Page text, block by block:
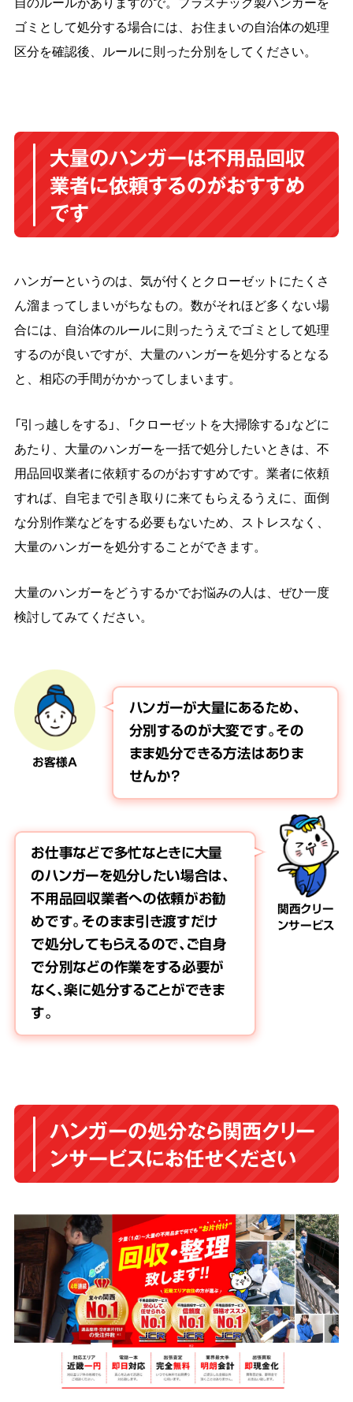
ゴミとして処分する場合には、お住まいの自治体の処理
区分を確認後、ルールに則った分別をしてください。
大量のハンガーは不用品回収
業者に依頼するのがおすすめ
です
ハンガーというのは、気が付くとクローゼットにたくさ
ん溜まってしまいがちなもの。数がそれほど多くない場
合には、自治体のルールに則ったうえでゴミとして処理
するのが良いですが、大量のハンガーを処分するとなる
と、相応の手間がかかってしまいます。
「引っ越しをする」、「クローゼットを大掃除する」などに
あたり、大量のハンガーを一括で処分したいときは、不
用品回収業者に依頼するのがおすすめです。業者に依頼
すれば、自宅まで引き取りに来てもらえるうえに、面倒
な分別作業などをする必要もないため、ストレスなく、
大量のハンガーを処分することができます。
大量のハンガーをどうするかでお悩みの人は、ぜひ一度
検討してみてください。
お客様A
ハンガーが大量にあるため、
分別するのが大変です。その
まま処分できる方法はありま
せんか？
関西クリー
ンサービス
お仕事などで多忙なときに大量
のハンガーを処分したい場合は、
不用品回収業者への依頼がお勧
めです。そのまま引き渡すだけ
で処分してもらえるので、ご自身
で分別などの作業をする必要が
なく、楽に処分することができま
す。
ハンガーの処分なら関西クリー
ンサービスにお任せください